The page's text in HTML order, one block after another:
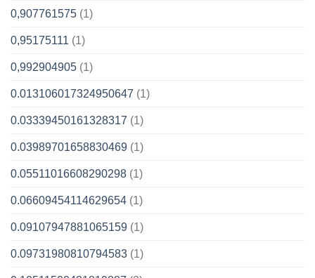
0,907761575 (1)
0,95175111 (1)
0,992904905 (1)
0.013106017324950647 (1)
0.03339450161328317 (1)
0.03989701658830469 (1)
0.05511016608290298 (1)
0.06609454114629654 (1)
0.09107947881065159 (1)
0.09731980810794583 (1)